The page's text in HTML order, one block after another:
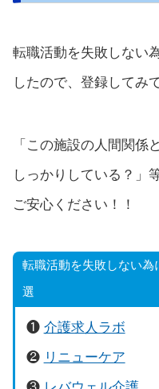
転職活動を失敗しない
したので、登録してみ
「この施設の人間関係
しっかりしている？」
ご安心ください！！
転職活動を失敗しない為
選
❶ 介護求人ラボ
❷ リニューケア